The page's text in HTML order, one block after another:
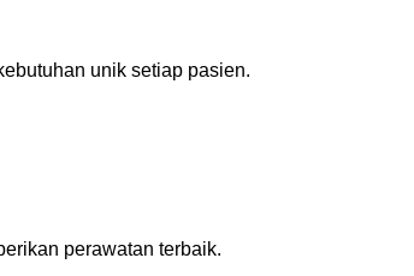
unik setiap pasien.
perawatan terbaik.